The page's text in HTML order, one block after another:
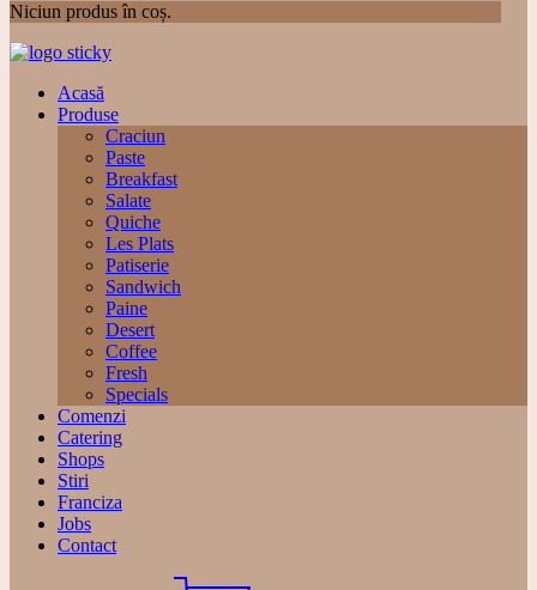
Niciun produs în coș.
Acasă
Produse
Craciun
Paste
Breakfast
Salate
Quiche
Les Plats
Patiserie
Sandwich
Paine
Desert
Coffee
Fresh
Specials
Comenzi
Catering
Shops
Stiri
Franciza
Jobs
Contact